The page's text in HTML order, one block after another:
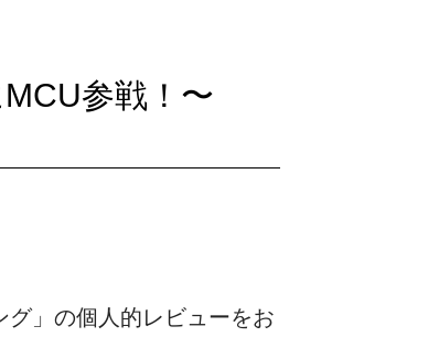
参戦！〜
」の個人的レビューをお